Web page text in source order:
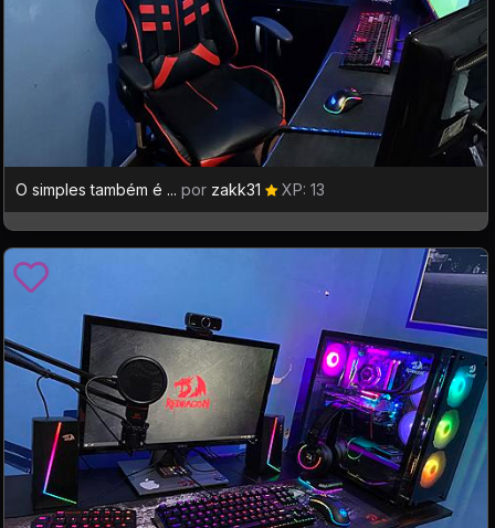
O simples também é ... por zakk31 XP: 13